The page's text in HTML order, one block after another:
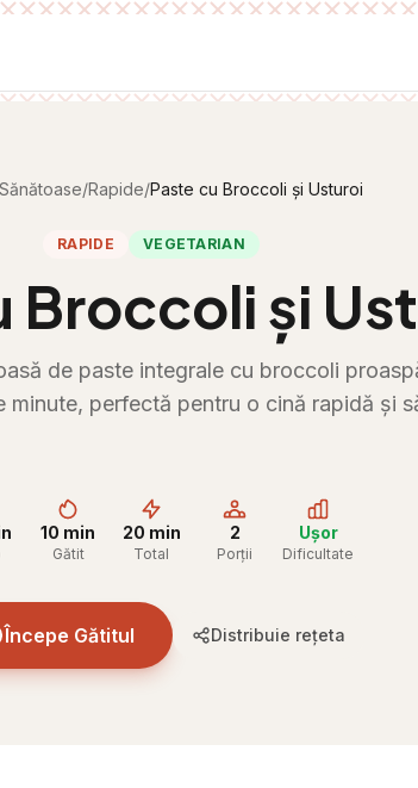
/Rapide/Paste cu Broccoli și Usturoi
RAPIDE VEGETARIAN
Broccoli și
de paste integrale cu broccoli
minute, perfectă pentru o cină rapidă și
10 min
Gătit
20 min
Total
2
Porții
Ușor
Dificultate
Începe Gătitul Distribuie rețeta